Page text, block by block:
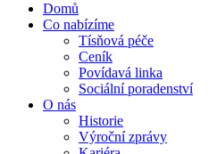
Domů
Co nabízíme
Tísňová péče
Ceník
Povídavá linka
Sociální poradenství
O nás
Historie
Výroční zprávy